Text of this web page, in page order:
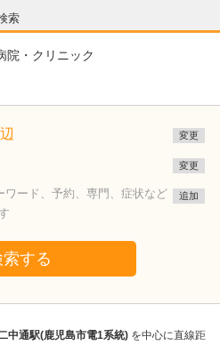
索
院・クリニック
変更
変更
ワード、予約、専門、症状など
追加
索する
中通駅(鹿児島市電1系統) を中心に直線距